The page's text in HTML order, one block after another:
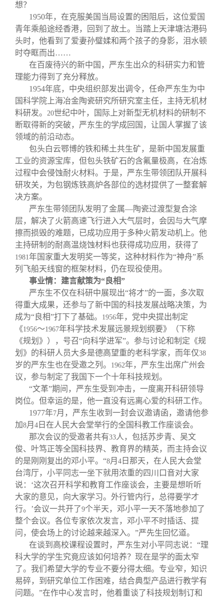
想？
1950年，在克服美国当局设置的困阻后，这位爱国
青年乘船途经香港，回到了故土。当踏上天津塘沽港码
头时，他看到了爱妻孙璧媃和两个孩子的身影，泪水顿
时夺眶而出……
在百废待兴的新中国，严东生出众的科研实力和管
理能力得到了充分释放。
1954年底，中央组织部发出调令，任命严东生为中
国科学院上海冶金陶瓷研究所研究室主任，主持无机材
料研发。 20世纪中叶，国际上对新型无机材料的研制不
断取得新的突破，严东生的学成回国，让国人掌握了该
领域的前沿动态。
包头白云鄂博的铁和稀土共生矿，是新中国发展重
工业的资源宝库，但包头铁矿石的含氟量极高，在冶炼
过程中会侵蚀耐火材料。于是，严东生带领团队开展科
研攻关，为包钢炼铁高炉各部位的选材提供了一整套解
决方案。
严东生带领团队发明了金属—陶瓷过渡型复合涂
层，解决了火箭高速飞行进入大气层时，会因与大气摩
擦而损毁的难题，已成功应用于多种火箭发动机上。他
主持研制的耐高温烧蚀材料也获得成功应用，获得了
1981年国家重大发明奖一等奖，这种材料作为“神舟”系
列飞船天线窗的框架材料，仍在现役使用。
事业情：建言献策为“良相”
严东生不仅在科研中展现出“将才”的一面，多次取
得重大成果，还参与了新中国的科技发展战略决策，为
成为“良相”打下了基础。
1956年，党中央提出制定
《1956～1967年科学技术发展远景规划纲要》（下称
《规划》），号召“向科学进军”。参与讨论和制定《规
划》的科研人员大多是德高望重的老科学家，而年仅38
岁的严东生也在受邀之列。 1962年，严东生出席广州会
议，参与制定了我国下一个十年科技规划。
“文革”期间，严东生受到冲击，一度离开科研领导
岗位。但幸运的是，他一直没有远离心爱的科研工作。
1977年7月，严东生收到一封会议邀请函，邀请他参
加8月 4 日在人民大会堂举行的全国科教工作座谈会。
那次会议的受邀者共有33人，包括苏步青、吴文
俊、叶笃正等全国科技界、教育界的精英，而主持会议
的是刚刚复出的邓小平。“8月 4 日那天，在人民大会堂
台湾厅，小平同志一坐下就用浓重的四川口音对大家
说：‘这次召开科学和教育工作座谈会，主要是想听听
大家的意见，向大家学习。外行管内行，总得要学才
行。’会议一共开了9个半天，邓小平一天不落地参加了
整个会议。各位专家依次发言，邓小平不时插话、提
问，使会场上的讨论越来越深入。”严先生回忆道。
在谈到高校课程设置时，严东生对小平同志说：“理
科大学的学生究竟应该如何培养？现在是学的面太窄
了。我们希望大学的专业不要分得太细。专业窄，知识
易碎，到研究单位工作困难，结合典型产品进行教学有
问题。”在作中心发言时，他着重谈了科技规划制订和